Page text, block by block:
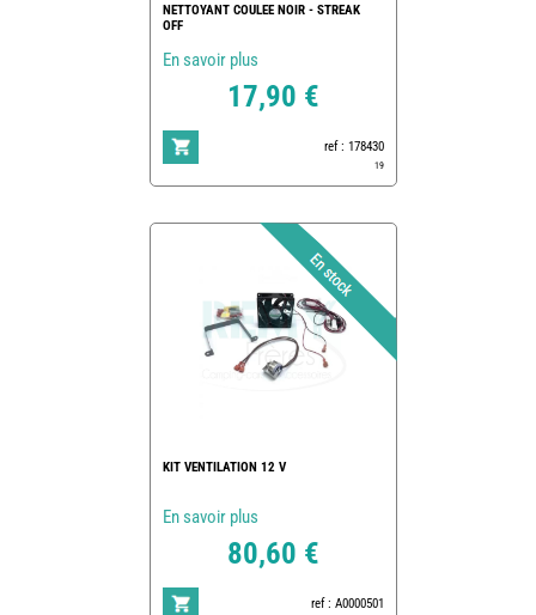
NETTOYANT COULEE NOIR - STREAK
OFF
En savoir plus
17,90 €
ref : 178430
19
KIT VENTILATION 12 V
En savoir plus
80,60 €
ref : A0000501